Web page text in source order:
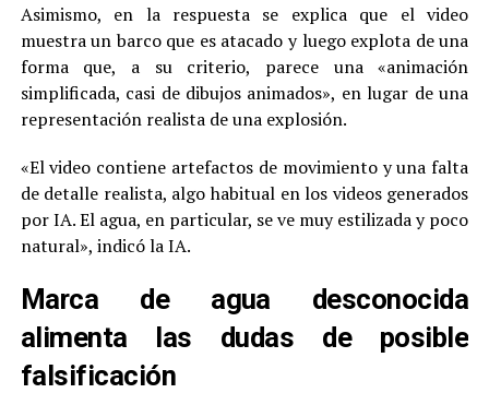
Asimismo, en la respuesta se explica que el video
muestra un barco que es atacado y luego explota de una
forma que, a su criterio, parece una «animación
simplificada, casi de dibujos animados», en lugar de una
representación realista de una explosión.
«El video contiene artefactos de movimiento y una falta
de detalle realista, algo habitual en los videos generados
por IA. El agua, en particular, se ve muy estilizada y poco
natural», indicó la IA.
Marca de agua desconocida
alimenta las dudas de posible
falsificación